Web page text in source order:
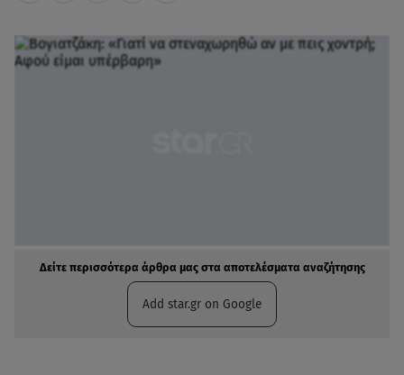
Δείτε περισσότερα άρθρα μας στα αποτελέσματα αναζήτησης
Add star.gr on Google